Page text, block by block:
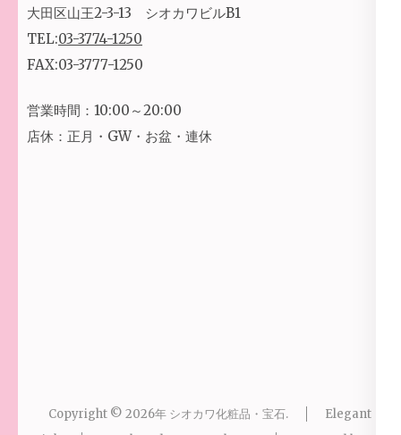
大田区山王2-3-13 シオカワビルB1
TEL:03-3774-1250
FAX:03-3777-1250
営業時間：10:00～20:00
店休：正月・GW・お盆・連休
Copyright © 2026年 シオカワ化粧品・宝石.
Elegant